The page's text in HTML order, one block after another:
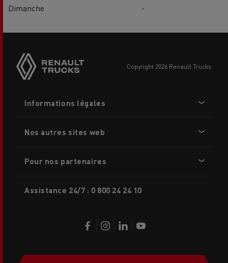
Dimanche
-
buttons
copyright 2026 Renault Trucks
menu
Informations légales
Nos autres sites web
Pour nos partenaires
Assistance 24/7 : 0 800 24 24 10